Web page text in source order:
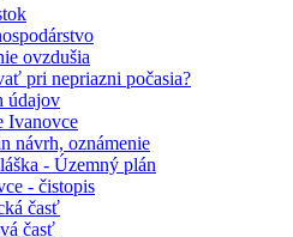
ovzdušia
pri nepriazni počasia?
údajov
Ivanovce
návrh, oznámenie
- Územný plán
- čistopis
časť
časť